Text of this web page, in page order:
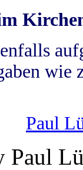
wie
Paul